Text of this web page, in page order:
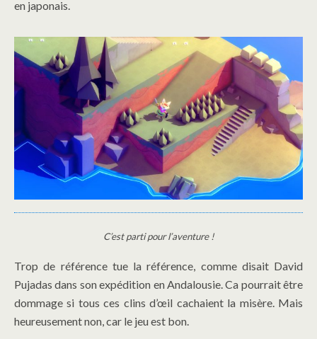
en japonais.
C’est parti pour l’aventure !
Trop de référence tue la référence, comme disait David
Pujadas dans son expédition en Andalousie. Ca pourrait être
dommage si tous ces clins d’œil cachaient la misère. Mais
heureusement non, car le jeu est bon.